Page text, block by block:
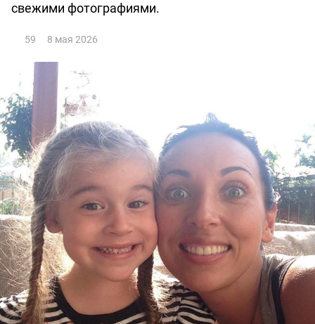
свежими фотографиями.
59 8 мая 2026